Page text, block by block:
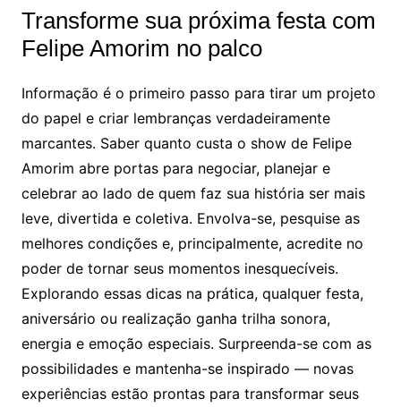
Transforme sua próxima festa com
Felipe Amorim no palco
Informação é o primeiro passo para tirar um projeto
do papel e criar lembranças verdadeiramente
marcantes. Saber quanto custa o show de Felipe
Amorim abre portas para negociar, planejar e
celebrar ao lado de quem faz sua história ser mais
leve, divertida e coletiva. Envolva-se, pesquise as
melhores condições e, principalmente, acredite no
poder de tornar seus momentos inesquecíveis.
Explorando essas dicas na prática, qualquer festa,
aniversário ou realização ganha trilha sonora,
energia e emoção especiais. Surpreenda-se com as
possibilidades e mantenha-se inspirado — novas
experiências estão prontas para transformar seus